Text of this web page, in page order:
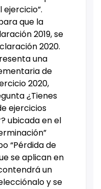
ejercicio”.
que la
2019, se
2020.
una
de
2020,
¿Tienes
ejercicios
ubicada en el
“Pérdida de
se aplican en
un
y se